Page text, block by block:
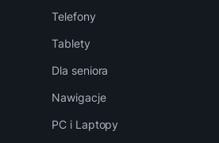
Telefony
Tablety
Dla seniora
Nawigacje
PC i Laptopy